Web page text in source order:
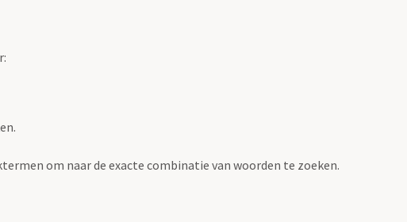
om naar de exacte combinatie van woorden te zoeken.